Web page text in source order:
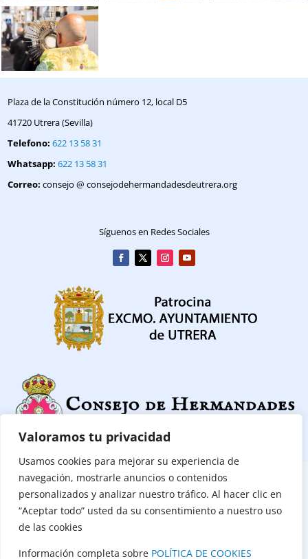
Valoramos tu privacidad
Usamos cookies para mejorar su experiencia de
navegación, mostrarle anuncios o contenidos
personalizados y analizar nuestro tráfico. Al hacer clic en
“Aceptar todo” usted da su consentimiento a nuestro uso
de las cookies
Información completa sobre POLÍTICA DE COOKIES
Plaza de la Constitución número 12, local D5
41720 Utrera (Sevilla)
Telefono: 622 13 58 31
Whatsapp: 622 13 58 31
Correo: consejo @ consejodehermandadesdeutrera.org
Síguenos en Redes Sociales
CONTACTAR |POLITICA DE PRIVACIDAD|POLÍTICA DE COOKIES
(C) Consejo de Hermandades y Cofradías de Utrera 2026